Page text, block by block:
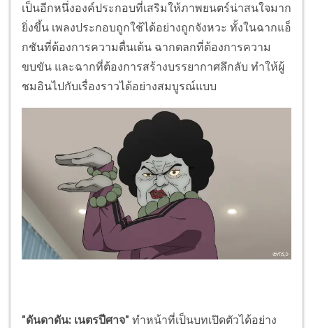
เป็นอีกหนึ่งองค์ประกอบที่เสริมให้ภาพยนตร์น่าสนใจมาก
ยิ่งขึ้น เพลงประกอบถูกใช้ได้อย่างถูกจังหวะ ทั้งในฉากแอ็
กชันที่ต้องการความตื่นเต้น ฉากตลกที่ต้องการความ
ขบขัน และฉากที่ต้องการสร้างบรรยากาศลึกลับ ทำให้ผู้
ชมอินไปกับเรื่องราวได้อย่างสมบูรณ์แบบ
"ดันดาดัน: เนตรปีศาจ" ทำหน้าที่เป็นบทเปิดตัวได้อย่าง